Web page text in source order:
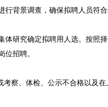
背景调查，确保拟聘人员符合
体研究确定拟聘用人选。按照
位招聘。
察、体检、公示不合格以及